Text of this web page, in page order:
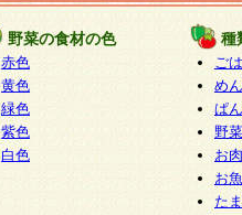
野菜の食材の色
赤色
黄色
緑色
紫色
白色
種
ご
めん
ぱん
野
お
お
た